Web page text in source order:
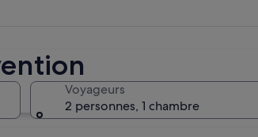
Voyageurs
2 personnes, 1 chambre